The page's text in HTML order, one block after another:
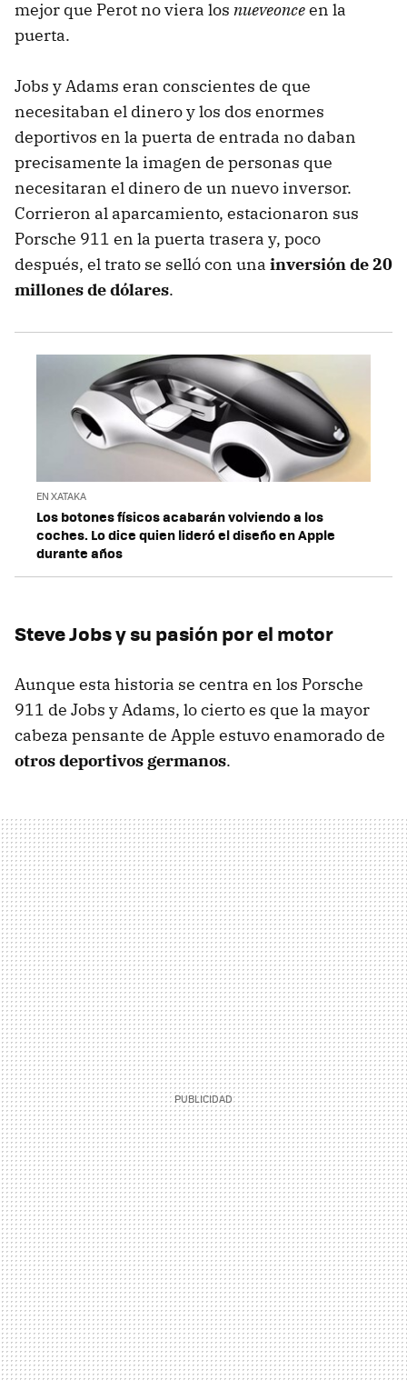
mejor que Perot no viera los nueveonceen la
puerta.
Jobs y Adams eran conscientes de que
necesitaban el dinero y los dos enormes
deportivos en la puerta de entrada no daban
precisamente la imagen de personas que
necesitaran el dinero de un nuevo inversor.
Corrieron al aparcamiento, estacionaron sus
Porsche 911 en la puerta trasera y, poco
después, el trato se selló con una inversión de 20
millones de dólares.
EN XATAKA
Los botones físicos acabarán volviendo a los
coches. Lo dice quien lideró el diseño en Apple
durante años
Steve Jobs y su pasión por el motor
Aunque esta historia se centra en los Porsche
911 de Jobs y Adams, lo cierto es que la mayor
cabeza pensante de Apple estuvo enamorado de
otros deportivos germanos.